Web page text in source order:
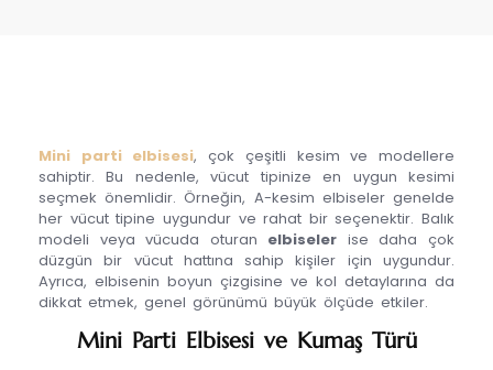
Mini parti elbisesi, çok çeşitli kesim ve modellere
sahiptir. Bu nedenle, vücut tipinize en uygun kesimi
seçmek önemlidir. Örneğin, A-kesim elbiseler genelde
her vücut tipine uygundur ve rahat bir seçenektir. Balık
modeli veya vücuda oturan elbiseler ise daha çok
düzgün bir vücut hattına sahip kişiler için uygundur.
Ayrıca, elbisenin boyun çizgisine ve kol detaylarına da
dikkat etmek, genel görünümü büyük ölçüde etkiler.
Mini Parti Elbisesi ve Kumaş Türü